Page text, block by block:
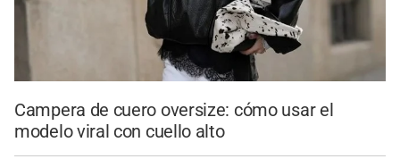
Campera de cuero oversize: cómo usar el
modelo viral con cuello alto